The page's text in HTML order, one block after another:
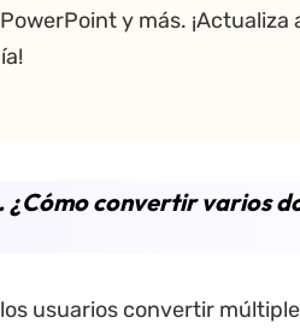
y más. ¡Actualiza
¿Cómo convertir varios
usuarios convertir